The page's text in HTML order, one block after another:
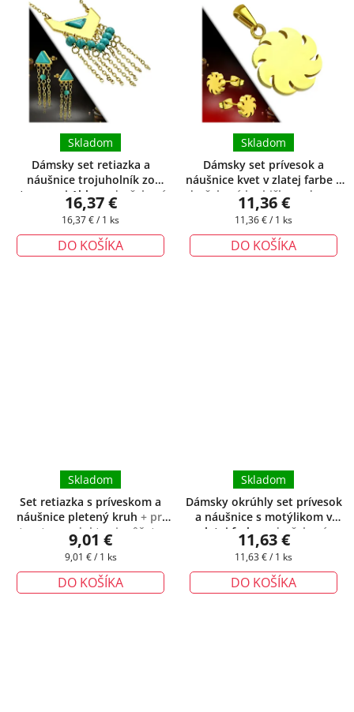
Dámsky set retiazka a
náušnice trojuholník zo
strapcami Abby+ darčeková
krabička zadarmo
Skladom
16,37 €
Jednotková
16,37 € / 1 ks
DO KOŠÍKA
Dámsky set prívesok a
náušnice kvet v zlatej farbe +
darčeková krabička zadarmo
Skladom
11,36 €
Jednotková
11,36 € / 1 ks
DO KOŠÍKA
Set retiazka s príveskom a
náušnice pletený kruh + pri
tomto produkte si môžete
zvoliť dĺžku retiazky podľa
Vášich potrieb
Skladom
9,01 €
Jednotková
9,01 € / 1 ks
DO KOŠÍKA
Dámsky okrúhly set prívesok
a náušnice s motýlikom v
zlatej farbe + darčeková
krabička zadarmo
Skladom
11,63 €
Jednotková
11,63 € / 1 ks
DO KOŠÍKA